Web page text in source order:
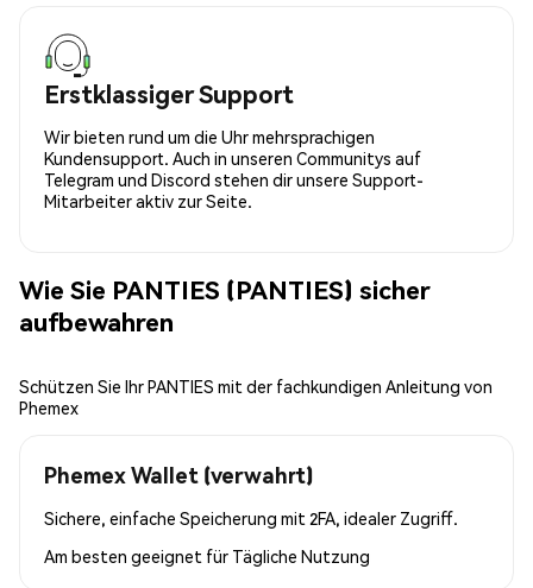
Erstklassiger Support
Wir bieten rund um die Uhr mehrsprachigen
Kundensupport. Auch in unseren Communitys auf
Telegram und Discord stehen dir unsere Support-
Mitarbeiter aktiv zur Seite.
Wie Sie PANTIES (PANTIES) sicher
aufbewahren
Schützen Sie Ihr PANTIES mit der fachkundigen Anleitung von
Phemex
Phemex Wallet (verwahrt)
Sichere, einfache Speicherung mit 2FA, idealer Zugriff.
Am besten geeignet für Tägliche Nutzung